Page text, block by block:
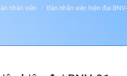
nhân viên Bàn nhân viên hiện đại